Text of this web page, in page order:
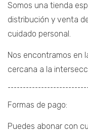
Somos una tienda
distribución y venta
cuidado personal.
Nos encontramos en
cercana a la
Formas de pago:
Puedes abonar con